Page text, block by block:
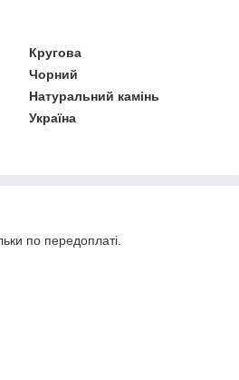
Кругова
Чорний
Натуральний камінь
Україна
по передоплаті.